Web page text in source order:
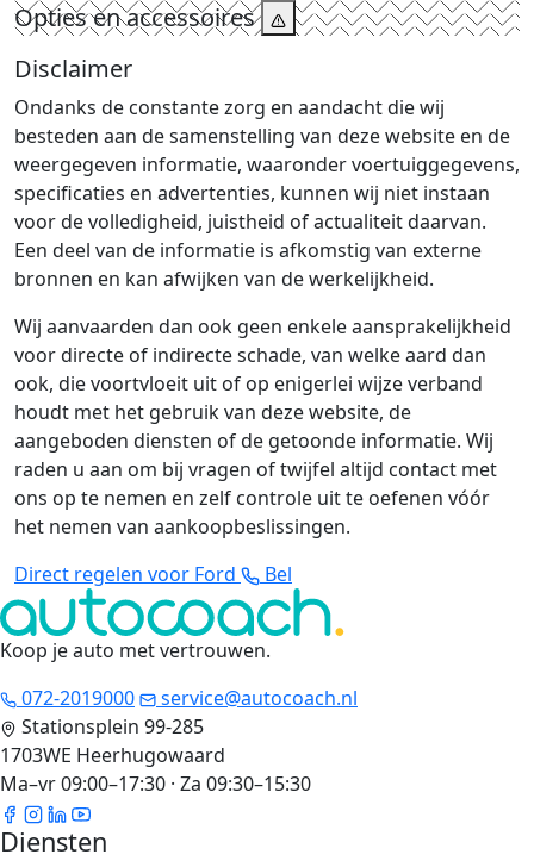
Opties en accessoires
Disclaimer
Ondanks de constante zorg en aandacht die wij
besteden aan de samenstelling van deze website en de
weergegeven informatie, waaronder voertuiggegevens,
specificaties en advertenties, kunnen wij niet instaan
voor de volledigheid, juistheid of actualiteit daarvan.
Een deel van de informatie is afkomstig van externe
bronnen en kan afwijken van de werkelijkheid.
Wij aanvaarden dan ook geen enkele aansprakelijkheid
voor directe of indirecte schade, van welke aard dan
ook, die voortvloeit uit of op enigerlei wijze verband
houdt met het gebruik van deze website, de
aangeboden diensten of de getoonde informatie. Wij
raden u aan om bij vragen of twijfel altijd contact met
ons op te nemen en zelf controle uit te oefenen vóór
het nemen van aankoopbeslissingen.
Direct regelen voor Ford
Bel
Koop je auto met vertrouwen.
072-2019000
service@autocoach.nl
Stationsplein 99-285
1703WE Heerhugowaard
Ma–vr 09:00–17:30 · Za 09:30–15:30
Diensten